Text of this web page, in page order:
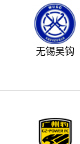
无锡吴钩